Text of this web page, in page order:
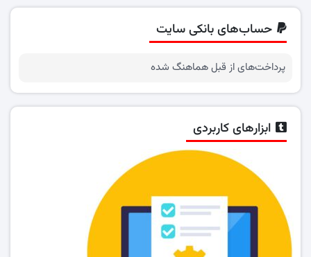
حساب‌های بانکی سایت
پرداخت‌های از قبل هماهنگ شده
ابزارهای کاربردی